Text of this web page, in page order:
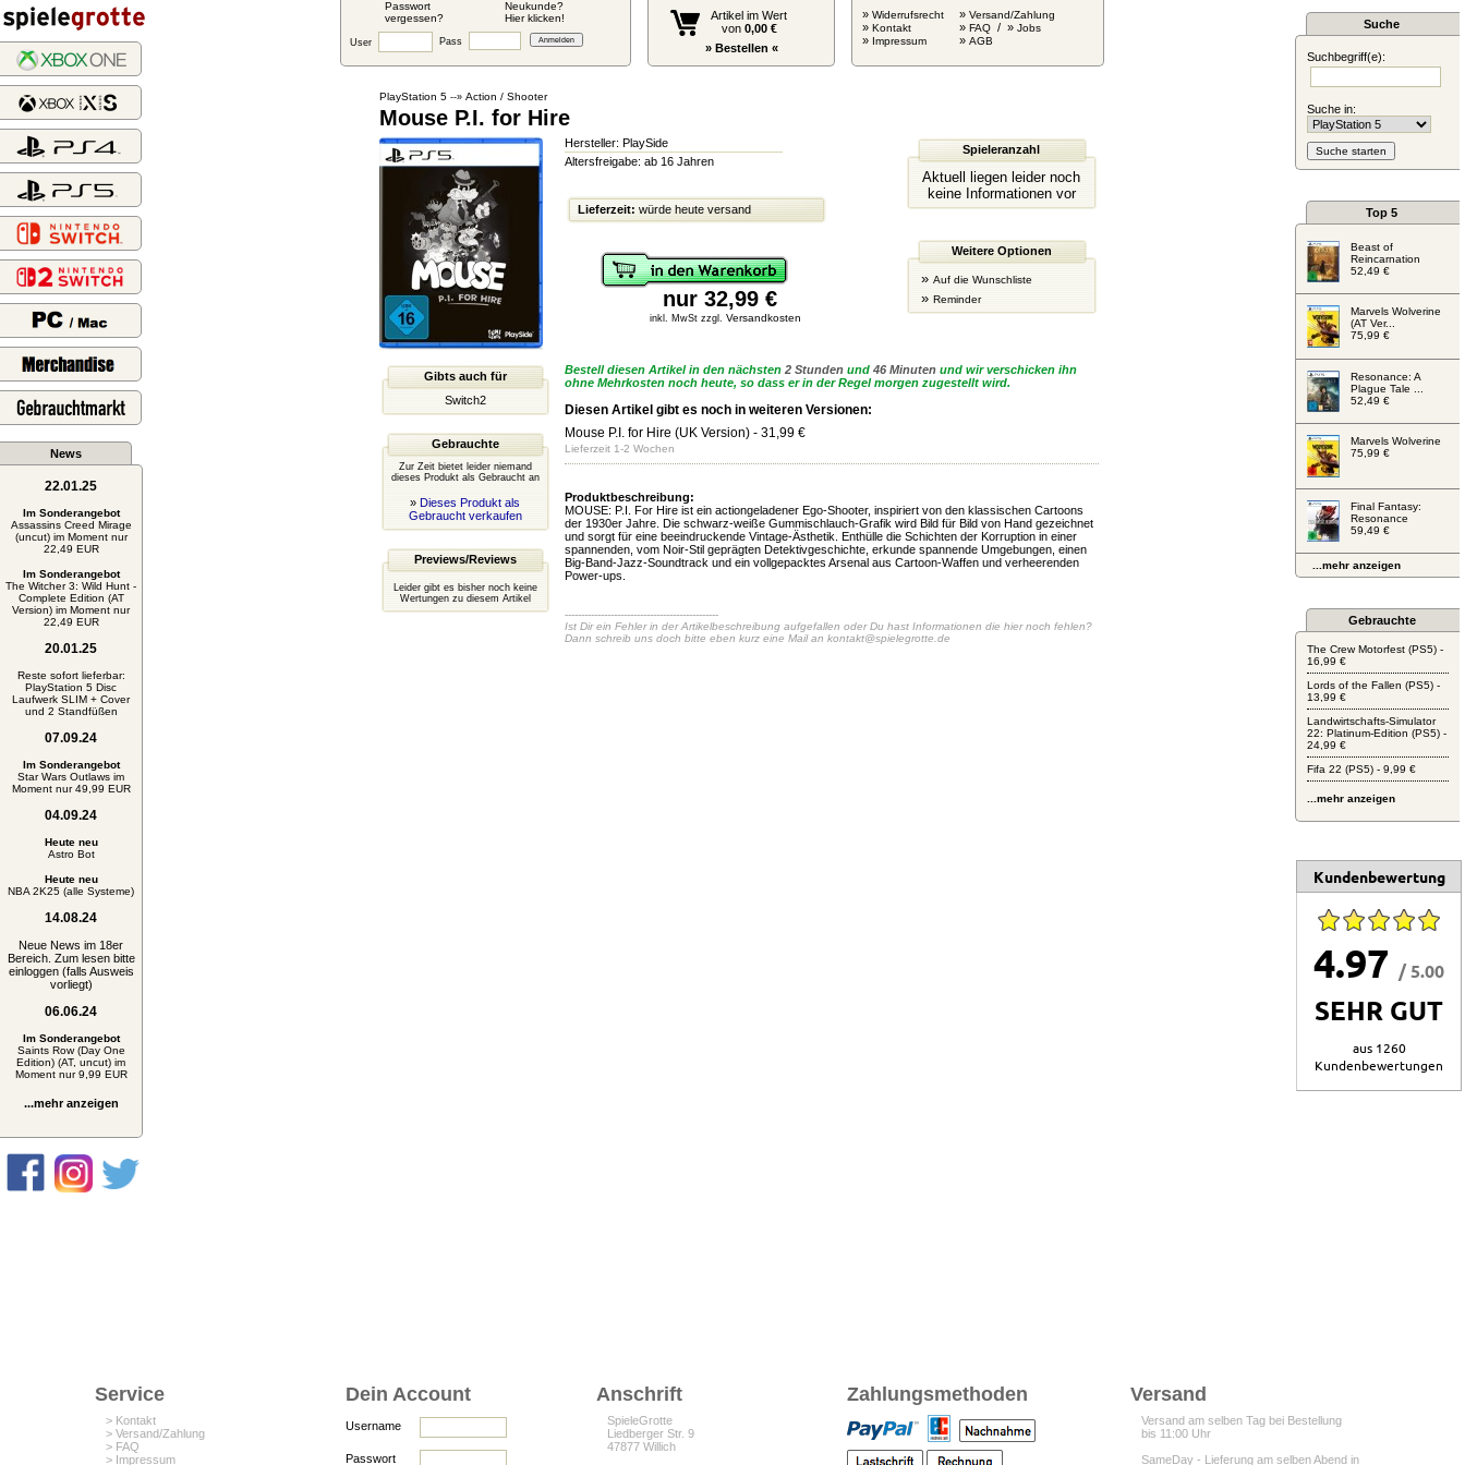
Passwort
vergessen?
Neukunde?
Hier klicken!
User Pass
Artikel im Wert
von 0,00 €
» Bestellen «
» Widerrufsrecht
» Kontakt
» Impressum
» Versand/Zahlung
» FAQ / » Jobs
» AGB
News
22.01.25
Im Sonderangebot
Assassins Creed Mirage
(uncut) im Moment nur
22,49 EUR
Im Sonderangebot
The Witcher 3: Wild Hunt -
Complete Edition (AT
Version) im Moment nur
22,49 EUR
20.01.25
Reste sofort lieferbar:
PlayStation 5 Disc
Laufwerk SLIM + Cover
und 2 Standfüßen
07.09.24
Im Sonderangebot
Star Wars Outlaws im
Moment nur 49,99 EUR
04.09.24
Heute neu
Astro Bot
Heute neu
NBA 2K25 (alle Systeme)
14.08.24
Neue News im 18er
Bereich. Zum lesen bitte
einloggen (falls Ausweis
vorliegt)
06.06.24
Im Sonderangebot
Saints Row (Day One
Edition) (AT, uncut) im
Moment nur 9,99 EUR
...mehr anzeigen
PlayStation 5--» Action / Shooter
Mouse P.I. for Hire
Hersteller: PlaySide
Altersfreigabe: ab 16 Jahren
Lieferzeit: würde heute versand
nur 32,99 €
inkl. MwSt zzgl. Versandkosten
Spieleranzahl
Aktuell liegen leider noch
keine Informationen vor
Weitere Optionen
» Auf die Wunschliste
» Reminder
Gibts auch für
Switch2
Gebrauchte
Zur Zeit bietet leider niemand
dieses Produkt als Gebraucht an
» Dieses Produkt als
Gebraucht verkaufen
Previews/Reviews
Leider gibt es bisher noch keine
Wertungen zu diesem Artikel
Bestell diesen Artikel in den nächsten2 Stunden und46 Minuten und wir verschicken ihn
ohne Mehrkosten noch heute, so dass er in der Regel morgen zugestellt wird.
Diesen Artikel gibt es noch in weiteren Versionen:
Mouse P.I. for Hire (UK Version)- 31,99 €
Lieferzeit 1-2 Wochen
Produktbeschreibung:
MOUSE: P.I. For Hire ist ein actiongeladener Ego-Shooter, inspiriert von den klassischen Cartoons
der 1930er Jahre. Die schwarz-weiße Gummischlauch-Grafik wird Bild für Bild von Hand gezeichnet
und sorgt für eine beeindruckende Vintage-Ästhetik. Enthülle die Schichten der Korruption in einer
spannenden, vom Noir-Stil geprägten Detektivgeschichte, erkunde spannende Umgebungen, einen
Big-Band-Jazz-Soundtrack und ein vollgepacktes Arsenal aus Cartoon-Waffen und verheerenden
Power-ups.
-----------------------------------------------
Ist Dir ein Fehler in der Artikelbeschreibung aufgefallen oder Du hast Informationen die hier noch fehlen?
Dann schreib uns doch bitte eben kurz eine Mail an kontakt@spielegrotte.de
Suche
Suchbegriff(e):
Suche in:
Top 5
Beast of
Reincarnation
52,49 €
Marvels Wolverine
(AT Ver...
75,99 €
Resonance: A
Plague Tale ...
52,49 €
Marvels Wolverine
75,99 €
Final Fantasy:
Resonance
59,49 €
...mehr anzeigen
Gebrauchte
The Crew Motorfest (PS5) -
16,99 €
Lords of the Fallen (PS5) -
13,99 €
Landwirtschafts-Simulator
22: Platinum-Edition (PS5) -
24,99 €
Fifa 22 (PS5) - 9,99 €
...mehr anzeigen
Kundenbewertung
4.97 / 5.00
SEHR GUT
aus 1260
Kundenbewertungen
Service
> Kontakt
> Versand/Zahlung
> FAQ
> Impressum
Dein Account
Username
Passwort
Anschrift
SpieleGrotte
Liedberger Str. 9
47877 Willich
Zahlungsmethoden Versand
Versand am selben Tag bei Bestellung
bis 11:00 Uhr
SameDay - Lieferung am selben Abend in